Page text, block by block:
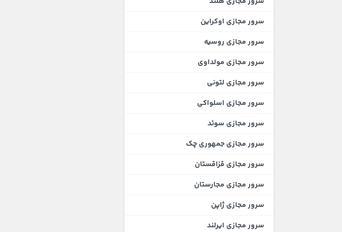
سرور مجازی اوکراین
سرور مجازی روسیه
سرور مجازی مولداوی
سرور مجازی لتونی
سرور مجازی اسلواکی
سرور مجازی سوئد
سرور مجازی جمهوری چک
سرور مجازی قزاقستان
سرور مجازی مجارستان
سرور مجازی ژاپن
سرور مجازی ایرلند